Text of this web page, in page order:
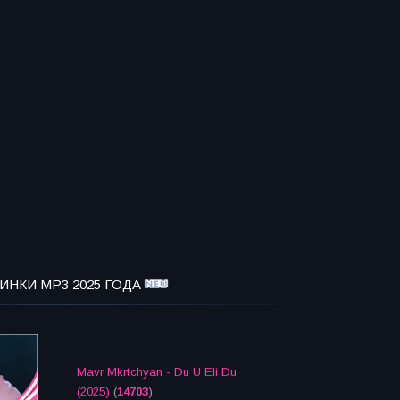
MP3 2025 ГОДА
Mavr Mkrtchyan - Du U Eli Du
(2025) (14703)